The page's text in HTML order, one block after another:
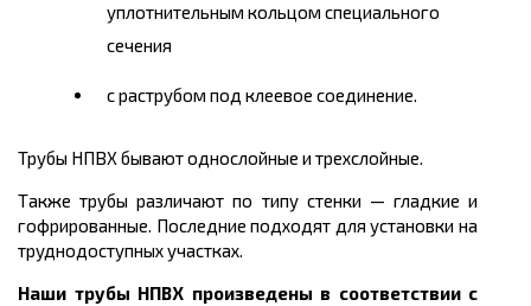
уплотнительным кольцом специального
сечения
с раструбом под клеевое соединение.
Трубы НПВХ бывают однослойные и трехслойные.
Также трубы различают по типу стенки — гладкие и
гофрированные. Последние подходят для установки на
труднодоступных участках.
Наши трубы НПВХ произведены в соответствии с